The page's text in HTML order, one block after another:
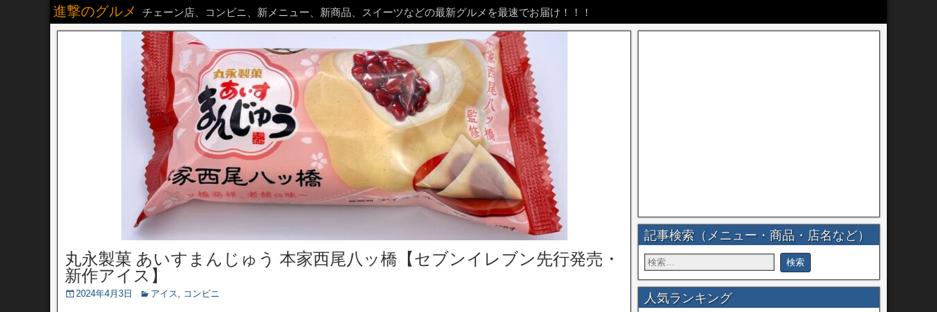
進撃のグルメ チェーン店、コンビニ、新メニュー、新商品、スイーツなどの最新グルメを最速でお届け！！！
丸永製菓 あいすまんじゅう 本家西尾八ッ橋【セブンイレブン先行発売・
新作アイス】
2024年4月3日 アイス, コンビニ
記事検索（メニュー・商品・店名など）
人気ランキング